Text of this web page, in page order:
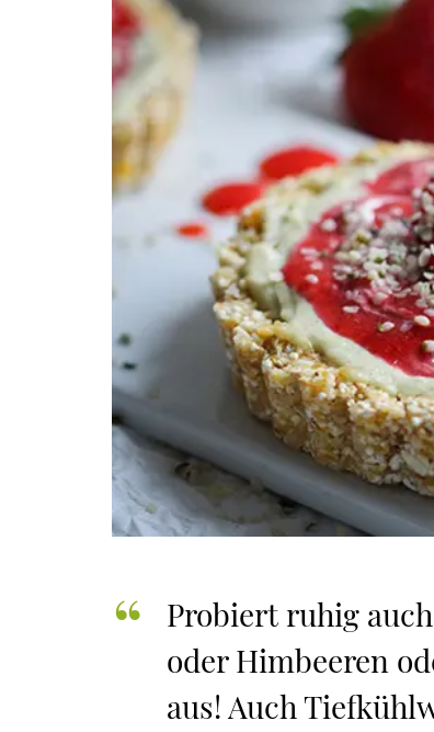
Probiert ruhig
oder Himbeeren
aus! Auch